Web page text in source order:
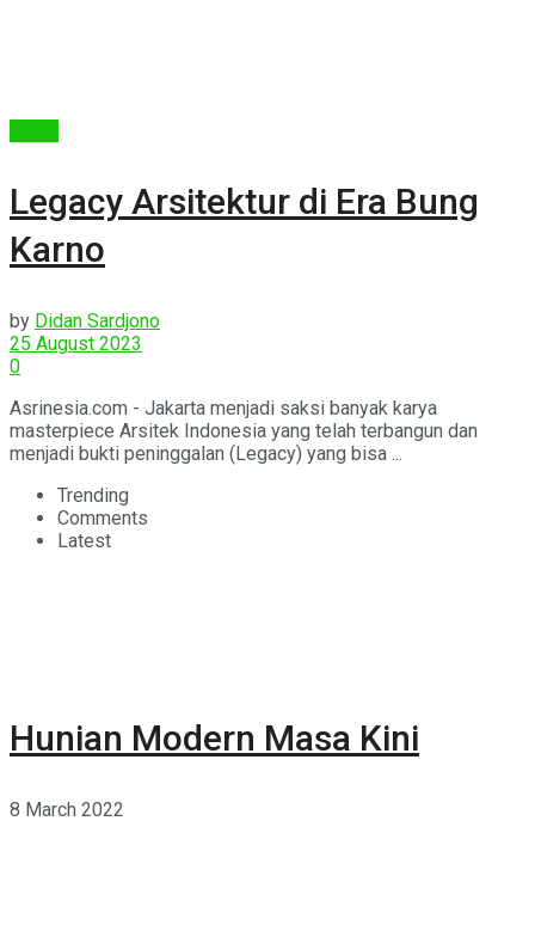
Legacy Arsitektur di Era Bung
Karno
by Didan Sardjono
25 August 2023
0
Asrinesia.com - Jakarta menjadi saksi banyak karya
masterpiece Arsitek Indonesia yang telah terbangun dan
menjadi bukti peninggalan (Legacy) yang bisa ...
Trending
Comments
Latest
Hunian Modern Masa Kini
8 March 2022